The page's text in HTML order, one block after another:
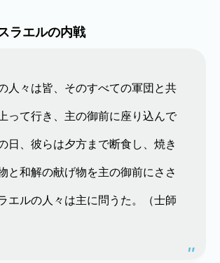
ラエルの内戦
人々は皆、そのすべての軍団と共
って行き、主の御前に座り込んで
日、彼らは夕方まで断食し、焼き
と和解の献げ物を主の御前にささ
エルの人々は主に問うた。（士師